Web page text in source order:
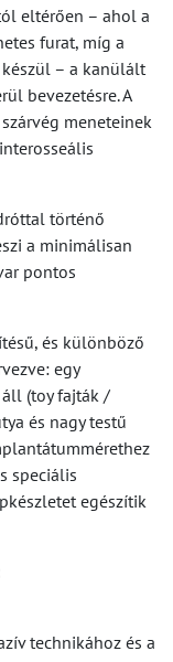
eltérően – ahol a
furat, míg a
készül – a kanülált
bevezetésre. A
meneteinek
történő
a minimálisan
pontos
és különböző
egy
(toy fajták /
és nagy testű
speciális
egészítik
technikához és a